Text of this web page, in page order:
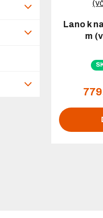
Lano k
m